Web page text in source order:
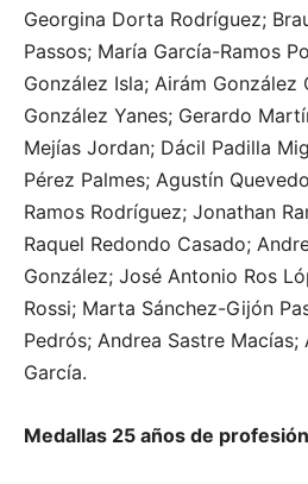
Georgina Dorta Rodríguez;
Passos; María García-Ramos
González Isla; Airám González
González Yanes; Gerardo
Mejías Jordan; Dácil Padilla
Pérez Palmes; Agustín
Ramos Rodríguez; Jonathan
Raquel Redondo Casado;
González; José Antonio Ros
Rossi; Marta Sánchez-Gijón
Pedrós; Andrea Sastre Macías;
García.
Medallas 25 años de profesión